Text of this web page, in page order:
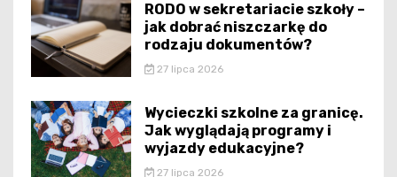
RODO w sekretariacie szkoły –
jak dobrać niszczarkę do
rodzaju dokumentów?
27 lipca 2026
Wycieczki szkolne za granicę.
Jak wyglądają programy i
wyjazdy edukacyjne?
27 lipca 2026